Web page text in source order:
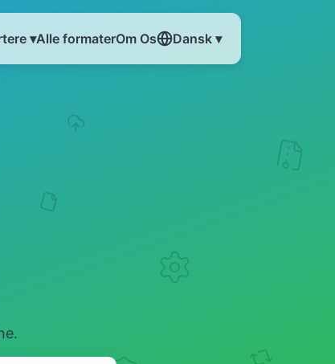
▾Alle formaterOm Os Dansk ▾